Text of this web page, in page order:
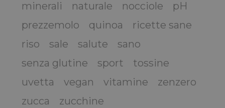
minerali
naturale nocciole
pH
prezzemolo
quinoa
ricette sane
riso
sale salute
sano
senza glutine
sport
tossine
uvetta
vegan vitamine
zenzero
zucca
zucchine